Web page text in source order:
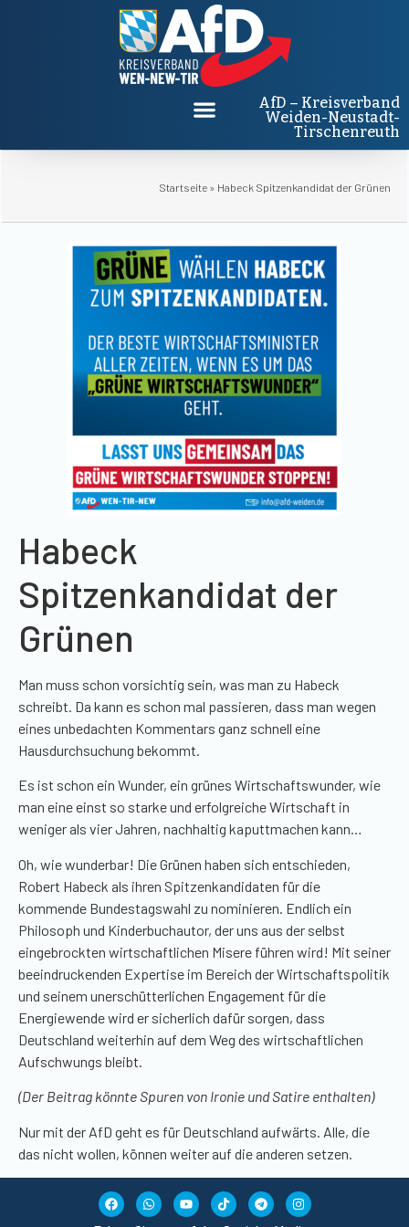
AfD – Kreisverband
Weiden-Neustadt-
Tirschenreuth
Startseite » Habeck Spitzenkandidat der Grünen
Habeck
Spitzenkandidat der
Grünen
Man muss schon vorsichtig sein, was man zu Habeck
schreibt. Da kann es schon mal passieren, dass man wegen
eines unbedachten Kommentars ganz schnell eine
Hausdurchsuchung bekommt.
Es ist schon ein Wunder, ein grünes Wirtschaftswunder, wie
man eine einst so starke und erfolgreiche Wirtschaft in
weniger als vier Jahren, nachhaltig kaputtmachen kann…
Oh, wie wunderbar! Die Grünen haben sich entschieden,
Robert Habeck als ihren Spitzenkandidaten für die
kommende Bundestagswahl zu nominieren. Endlich ein
Philosoph und Kinderbuchautor, der uns aus der selbst
eingebrockten wirtschaftlichen Misere führen wird! Mit seiner
beeindruckenden Expertise im Bereich der Wirtschaftspolitik
und seinem unerschütterlichen Engagement für die
Energiewende wird er sicherlich dafür sorgen, dass
Deutschland weiterhin auf dem Weg des wirtschaftlichen
Aufschwungs bleibt.
(Der Beitrag könnte Spuren von Ironie und Satire enthalten)
Nur mit der AfD geht es für Deutschland aufwärts. Alle, die
das nicht wollen, können weiter auf die anderen setzen.